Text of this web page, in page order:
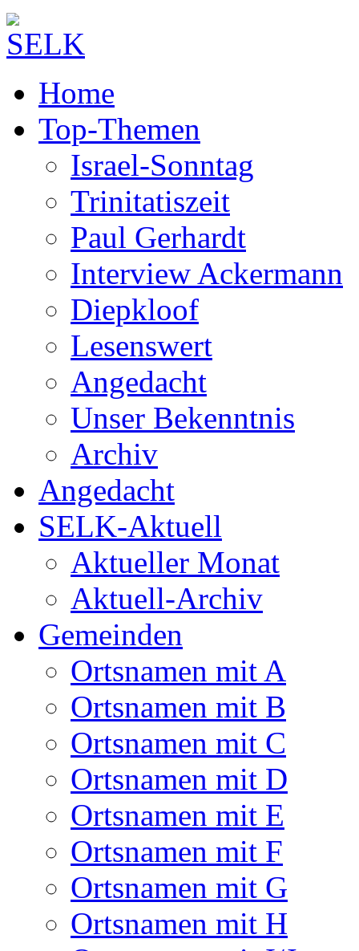
Home
Top-Themen
Israel-Sonntag
Trinitatiszeit
Paul Gerhardt
Interview Ackermann
Diepkloof
Lesenswert
Angedacht
Unser Bekenntnis
Archiv
Angedacht
SELK-Aktuell
Aktueller Monat
Aktuell-Archiv
Gemeinden
Ortsnamen mit A
Ortsnamen mit B
Ortsnamen mit C
Ortsnamen mit D
Ortsnamen mit E
Ortsnamen mit F
Ortsnamen mit G
Ortsnamen mit H